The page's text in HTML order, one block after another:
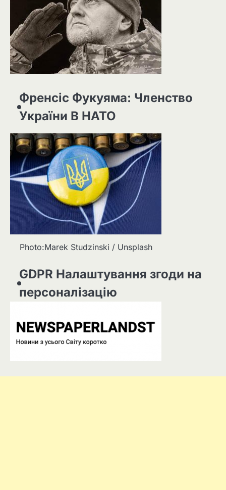
Френсіс Фукуяма: Членство
України В НАТО
Photo:Marek Studzinski / Unsplash
GDPR Налаштування згоди на
персоналізацію